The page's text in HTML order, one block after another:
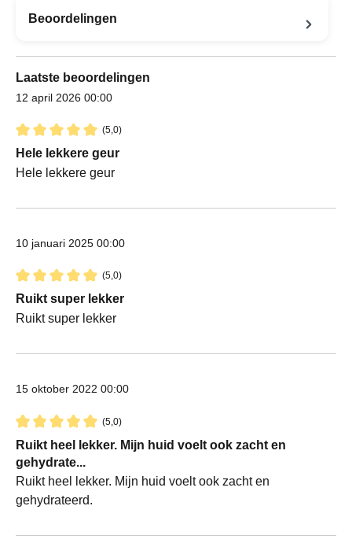
Beoordelingen
Laatste beoordelingen
12 april 2026 00:00
(5,0)
Recensie met een waardering van 5 van de 5 sterren
Hele lekkere geur
Hele lekkere geur
10 januari 2025 00:00
(5,0)
Recensie met een waardering van 5 van de 5 sterren
Ruikt super lekker
Ruikt super lekker
15 oktober 2022 00:00
(5,0)
Recensie met een waardering van 5 van de 5 sterren
Ruikt heel lekker. Mijn huid voelt ook zacht en
gehydrate...
Ruikt heel lekker. Mijn huid voelt ook zacht en
gehydrateerd.